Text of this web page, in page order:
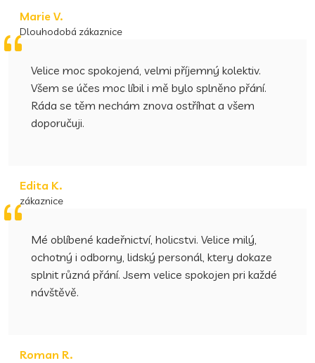
Marie V.
Dlouhodobá zákaznice
Velice moc spokojená, velmi příjemný kolektiv.
Všem se účes moc líbil i mě bylo splněno přání.
Ráda se těm nechám znova ostříhat a všem
doporučuji.
Edita K.
zákaznice
Mé oblíbené kadeřnictví, holicstvi. Velice milý,
ochotný i odborny, lidský personál, ktery dokaze
splnit různá přání. Jsem velice spokojen pri každé
návštěvě.
Roman R.